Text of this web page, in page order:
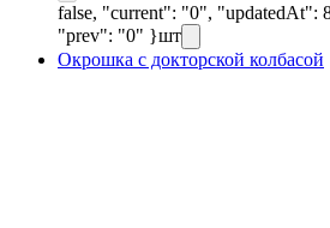
false, "current": "0", "updatedAt":
"prev": "0" }шт
Окрошка с докторской колбасой